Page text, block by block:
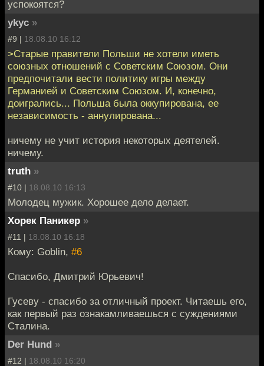
успокоятся?
ykyc »
#9 | 18.08.10 16:12
>Старые правители Польши не хотели иметь
союзных отношений с Советским Союзом. Они
предпочитали вести политику игры между
Германией и Советским Союзом. И, конечно,
доигрались... Польша была оккупирована, ее
независимость - аннулирована...
ничему не учит история некоторых деятелей.
ничему.
truth »
#10 | 18.08.10 16:13
Молодец мужик. Хорошее дело делает.
Хорек Паникер »
#11 | 18.08.10 16:18
Кому: Goblin, #6
Cпасибо, Дмитрий Юрьевич!
Гусеву - спасибо за отличный проект. Читаешь его,
как первый раз ознакамливаешься с суждениями
Сталина.
Der Hund »
#12 | 18.08.10 16:20